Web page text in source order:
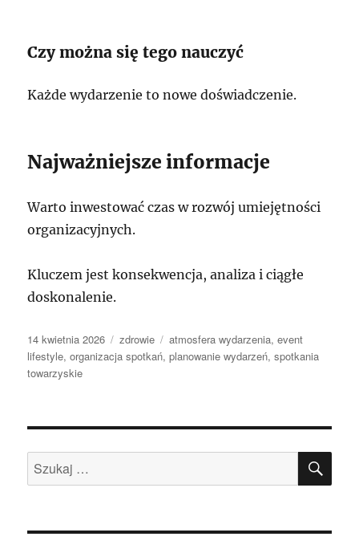
Czy można się tego nauczyć
Każde wydarzenie to nowe doświadczenie.
Najważniejsze informacje
Warto inwestować czas w rozwój umiejętności
organizacyjnych.
Kluczem jest konsekwencja, analiza i ciągłe
doskonalenie.
Data
publikacji
14 kwietnia 2026 Kategorie
zdrowie Tagi
atmosfera wydarzenia,event
lifestyle,organizacja spotkań,planowanie wydarzeń,spotkania
towarzyskie
Szukaj: